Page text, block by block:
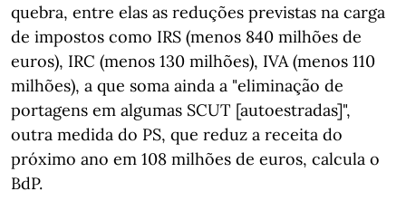
quebra, entre elas as reduções previstas na carga
de impostos como IRS (menos 840 milhões de
euros), IRC (menos 130 milhões), IVA (menos 110
milhões), a que soma ainda a "eliminação de
portagens em algumas SCUT [autoestradas]",
outra medida do PS, que reduz a receita do
próximo ano em 108 milhões de euros, calcula o
BdP.